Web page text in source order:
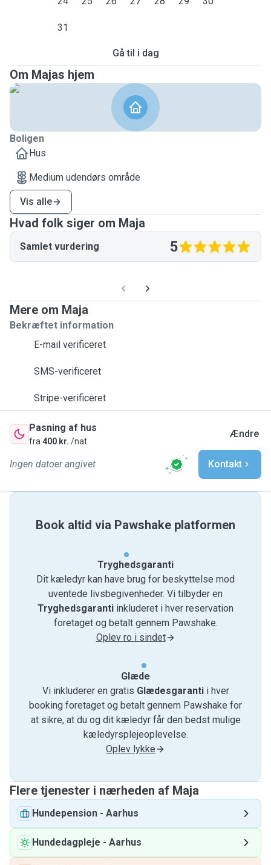
31
Gå til i dag
Om Majas hjem
Boligen
Hus
Medium udendørs område
Vis alle
Hvad folk siger om Maja
Samlet vurdering 5
Mere om Maja
Bekræftet information
E-mail verificeret
SMS-verificeret
Stripe-verificeret
Pasning af hus
fra 400 kr. /nat
Ændre
Ingen datoer angivet Kontakt
Book altid via Pawshake platformen
Tryghedsgaranti
Dit kæledyr kan have brug for beskyttelse mod
uventede livsbegivenheder. Vi tilbyder en
Tryghedsgaranti inkluderet i hver reservation
foretaget og betalt gennem Pawshake.
Oplev ro i sindet
Glæde
Vi inkluderer en gratis Glædesgarantii hver
booking foretaget og betalt gennem Pawshake for
at sikre, at du og dit kæledyr får den bedst mulige
kæledyrsplejeoplevelse.
Oplev lykke
Flere tjenester i nærheden af ​​Maja
Hundepension - Aarhus
Hundedagpleje - Aarhus